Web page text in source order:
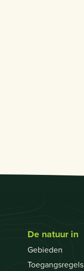
De natuur in
Gebieden
Toegangsregels